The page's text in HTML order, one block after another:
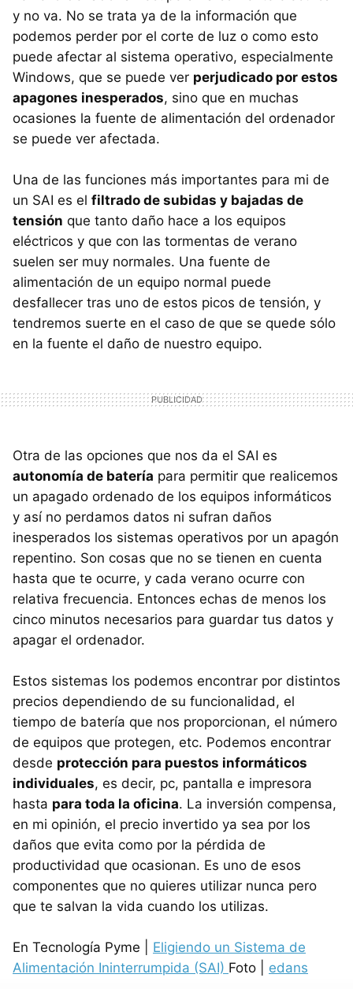
y no va. No se trata ya de la información que
podemos perder por el corte de luz o como esto
puede afectar al sistema operativo, especialmente
Windows, que se puede ver perjudicado por estos
apagones inesperados, sino que en muchas
ocasiones la fuente de alimentación del ordenador
se puede ver afectada.
Una de las funciones más importantes para mi de
un SAI es el filtrado de subidas y bajadas de
tensión que tanto daño hace a los equipos
eléctricos y que con las tormentas de verano
suelen ser muy normales. Una fuente de
alimentación de un equipo normal puede
desfallecer tras uno de estos picos de tensión, y
tendremos suerte en el caso de que se quede sólo
en la fuente el daño de nuestro equipo.
Otra de las opciones que nos da el SAI es
autonomía de batería para permitir que realicemos
un apagado ordenado de los equipos informáticos
y así no perdamos datos ni sufran daños
inesperados los sistemas operativos por un apagón
repentino. Son cosas que no se tienen en cuenta
hasta que te ocurre, y cada verano ocurre con
relativa frecuencia. Entonces echas de menos los
cinco minutos necesarios para guardar tus datos y
apagar el ordenador.
Estos sistemas los podemos encontrar por distintos
precios dependiendo de su funcionalidad, el
tiempo de batería que nos proporcionan, el número
de equipos que protegen, etc. Podemos encontrar
desde protección para puestos informáticos
individuales, es decir, pc, pantalla e impresora
hasta para toda la oficina. La inversión compensa,
en mi opinión, el precio invertido ya sea por los
daños que evita como por la pérdida de
productividad que ocasionan. Es uno de esos
componentes que no quieres utilizar nunca pero
que te salvan la vida cuando los utilizas.
En Tecnología Pyme | Eligiendo un Sistema de
Alimentación Ininterrumpida (SAI) Foto | edans